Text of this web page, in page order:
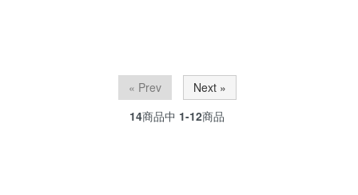
« Prev
Next »
14商品中 1-12商品